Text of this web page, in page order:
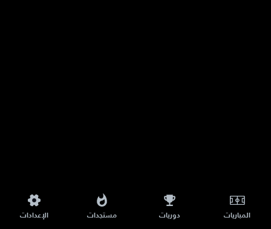
المباريات دوريات مستجدات الإعدادات